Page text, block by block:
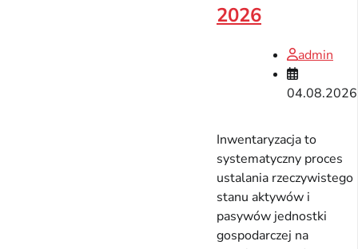
2026
admin
04.08.2026
Inwentaryzacja to
systematyczny proces
ustalania rzeczywistego
stanu aktywów i
pasywów jednostki
gospodarczej na